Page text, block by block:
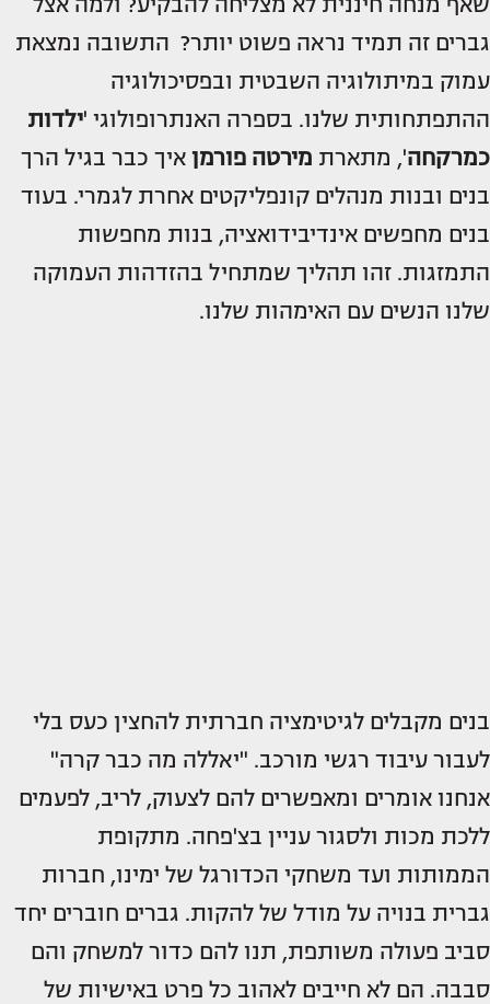
גברים זה תמיד נראה פשוט יותר? התשובה נמצאת
עמוק במיתולוגיה השבטית ובפסיכולוגיה
ההתפתחותית שלנו. בספרה האנתרופולוגי 'ילדות
כמרקחה', מתארת מירטה פורמן איך כבר בגיל הרך
בנים ובנות מנהלים קונפליקטים אחרת לגמרי. בעוד
בנים מחפשים אינדיבידואציה, בנות מחפשות
התמזגות. זהו תהליך שמתחיל בהזדהות העמוקה
שלנו הנשים עם האימהות שלנו.
בנים מקבלים לגיטימציה חברתית להחצין כעס בלי
לעבור עיבוד רגשי מורכב. "יאללה מה כבר קרה"
אנחנו אומרים ומאפשרים להם לצעוק, לריב, לפעמים
ללכת מכות ולסגור עניין בצ'פחה. מתקופת
הממותות ועד משחקי הכדורגל של ימינו, חברות
גברית בנויה על מודל של להקות. גברים חוברים יחד
סביב פעולה משותפת, תנו להם כדור למשחק והם
סבבה. הם לא חייבים לאהוב כל פרט באישיות של